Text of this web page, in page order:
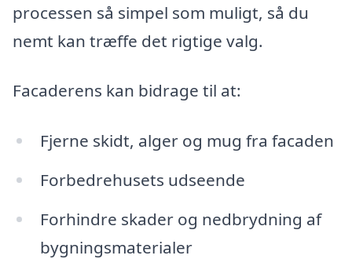
processen så simpel som muligt, så du
nemt kan træffe det rigtige valg.
Facaderens kan bidrage til at:
Fjerne skidt, alger og mug fra facaden
Forbedrehusets udseende
Forhindre skader og nedbrydning af
bygningsmaterialer